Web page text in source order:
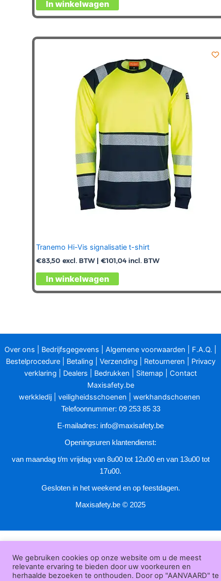
In winkelwagen
product
meerdere
Deze
optie
de
productpagina
Tranemo Hi-Vis signalisatie t-shirt
€83,50 excl. BTW | €101,04incl. BTW
In winkelwagen
Dit
product
Deze
kan
gekozen
worden
de
Over ons Bedrijfsgegevens Algemene voorwaarden F.A.Q.
Bestelprocedure| Betaling Verzending Retourneren
Privacy
verklaring
Dealers Bedrukken Sitemap
Contact
Maxisafety.be
werkkledij
veiligheidsschoenen werkhandschoenen
Telefoonnummer: 09 253 85 33
E-mailadres: info@maxisafety.be
Openingsuren klantendienst:
van maandag t/m vrijdag van 8u00 tot 12u00 en van 13u00 tot
17u00.
Gesloten in het weekend en op feestdagen.
Maxisafety.be © 2025
We gebruiken cookies op onze website om u de meest
relevante ervaring te bieden door uw voorkeuren en
herhaalde bezoeken te onthouden. Door op "AANVAARD" te